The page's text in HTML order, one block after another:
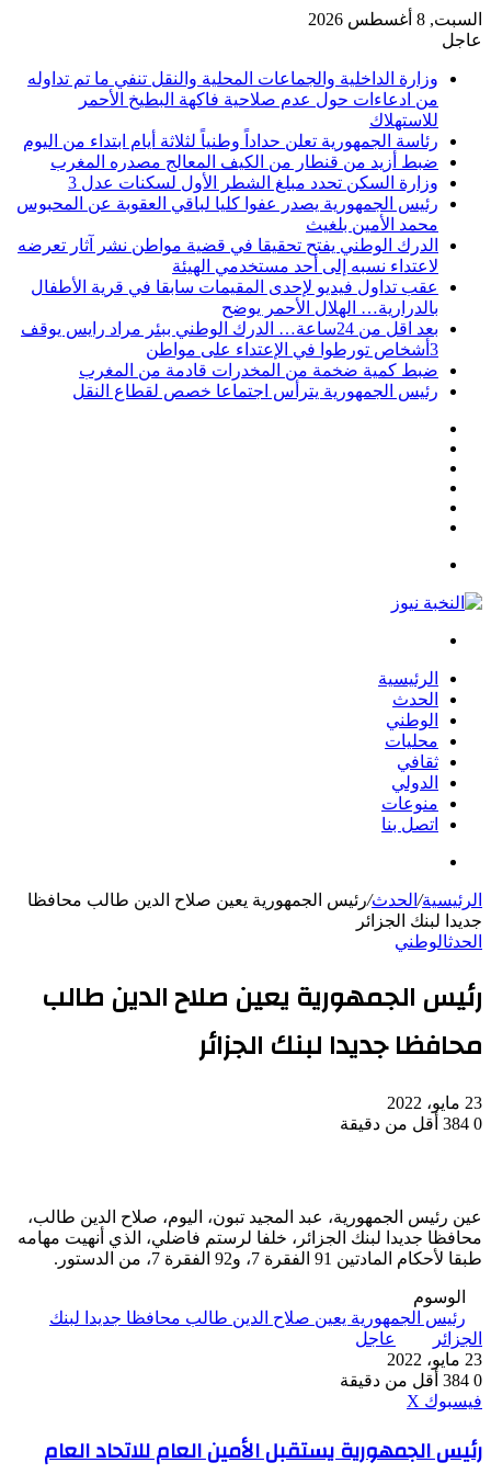
السبت, 8 أغسطس 2026
عاجل
وزارة الداخلية والجماعات المحلية والنقل تنفي ما تم تداوله
من ادعاءات حول عدم صلاحية فاكهة البطيخ الأحمر
للاستهلاك
رئاسة الجمهورية تعلن حداداً وطنياً لثلاثة أيام ابتداء من اليوم
ضبط أزيد من قنطار من الكيف المعالج مصدره المغرب
وزارة السكن تحدد مبلغ الشطر الأول لسكنات عدل 3
رئيس الجمهورية يصدر عفوا كليا لباقي العقوبة عن المحبوس
محمد الأمين بلغيث
الدرك الوطني يفتح تحقيقا في قضية مواطن نشر آثار تعرضه
لاعتداء نسبه إلى أحد مستخدمي الهيئة
عقب تداول فيديو لإحدى المقيمات سابقا في قرية الأطفال
بالدرارية… الهلال الأحمر يوضح
بعد اقل من 24ساعة… الدرك الوطني ببئر مراد رايس يوقف
3أشخاص تورطوا في الإعتداء على مواطن
ضبط كمية ضخمة من المخدرات قادمة من المغرب
رئيس الجمهورية يترأس اجتماعا خصص لقطاع النقل
الرئيسية
الحدث
الوطني
محليات
ثقافي
الدولي
منوعات
اتصل بنا
الرئيسية/ الحدث/رئيس الجمهورية يعين صلاح الدين طالب محافظا
جديدا لبنك الجزائر
الحدثالوطني
رئيس الجمهورية يعين صلاح الدين طالب
محافظا جديدا لبنك الجزائر
23 مايو، 2022
0
أقل من دقيقة
عين رئيس الجمهورية، عبد المجيد تبون، اليوم، صلاح الدين طالب،
محافظا جديدا لبنك الجزائر، خلفا لرستم فاضلي، الذي أنهيت مهامه
طبقا لأحكام المادتين 91 الفقرة 7، و92 الفقرة 7، من الدستور.
الوسوم
رئيس الجمهورية يعين صلاح الدين طالب محافظا جديدا لبنك
الجزائر
عاجل
23 مايو، 2022
0
أقل من دقيقة
فيسبوك ‫X
رئيس
الجمهورية
رئيس الجمهورية يستقبل الأمين العام للاتحاد العام